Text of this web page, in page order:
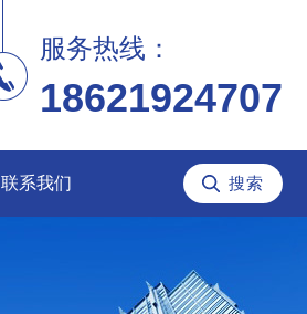
服务热线：
18621924707
联系我们